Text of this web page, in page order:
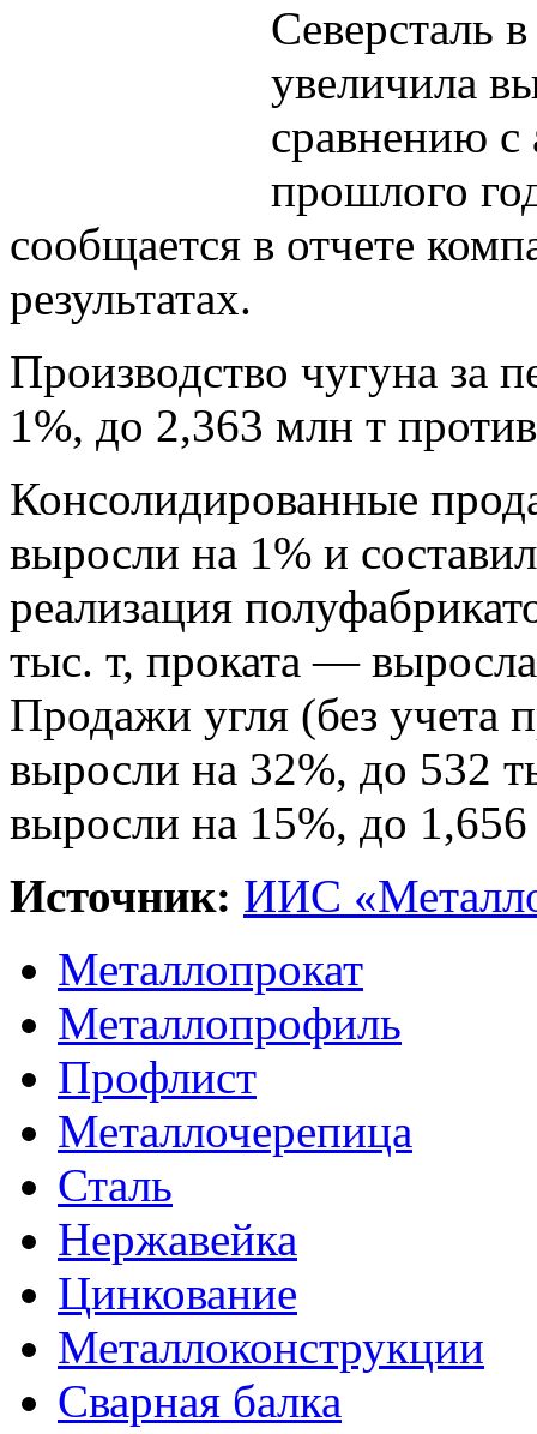
Северсталь
увеличила
сравнению
прошлого
сообщается в отчете
результатах.
Производство чугуна за
1%, до 2,363 млн т
Консолидированные
выросли на 1% и
реализация
тыс. т, проката —
Продажи угля (без учета
выросли на 32%, до 532
выросли на 15%, до
Источник: ИИС
Металлопрокат
Металлопрофиль
Профлист
Металлочерепица
Сталь
Нержавейка
Цинкование
Металлоконструкции
Сварная балка